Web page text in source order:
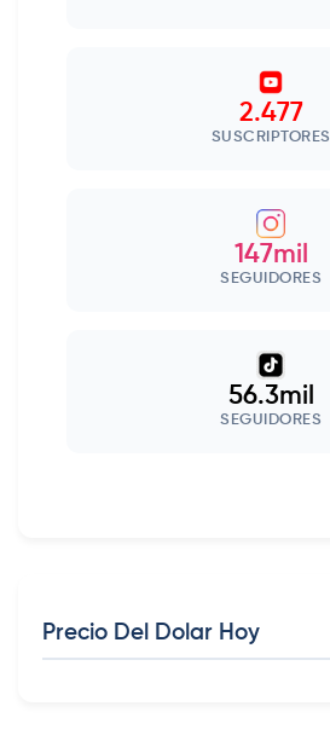
2.477
SUSCRIPTORES
147mil
SEGUIDORES
56.3mil
SEGUIDORES
Precio Del Dolar Hoy